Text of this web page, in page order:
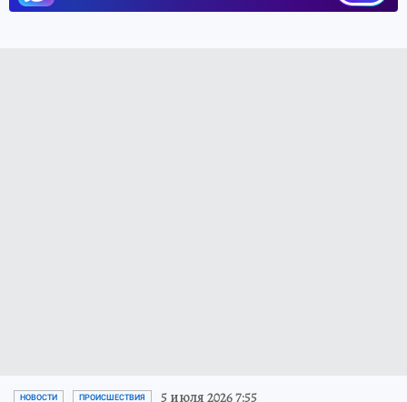
НОВОСТИ ПРОИСШЕСТВИЯ 5 июля 2026 7:55